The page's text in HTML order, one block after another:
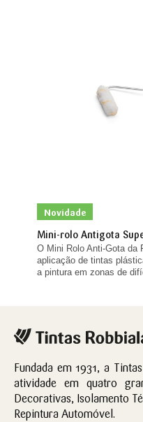
Novidade
Mini-rolo Antigota
O Mini Rolo Anti-Gota da
aplicação de tintas
a pintura em zonas de
Fundada em 1931, a
atividade em quatro
Decorativas, Isolamento
Repintura Automóvel.